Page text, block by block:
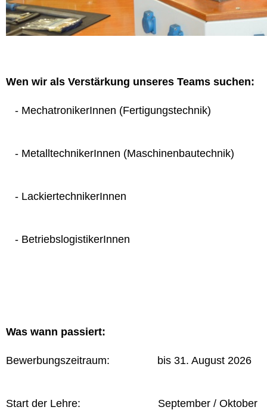
Wen wir als Verstärkung unseres Teams suchen:
- MechatronikerInnen (Fertigungstechnik)
- MetalltechnikerInnen (Maschinenbautechnik)
- LackiertechnikerInnen
- BetriebslogistikerInnen
Was wann passiert:
Bewerbungszeitraum: bis 31. August 2026
Start der Lehre: September / Oktober